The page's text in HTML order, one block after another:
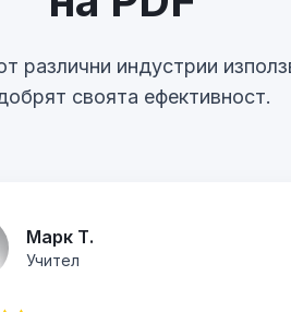
различни индустрии
своята ефективност.
Марк Т.
Учител